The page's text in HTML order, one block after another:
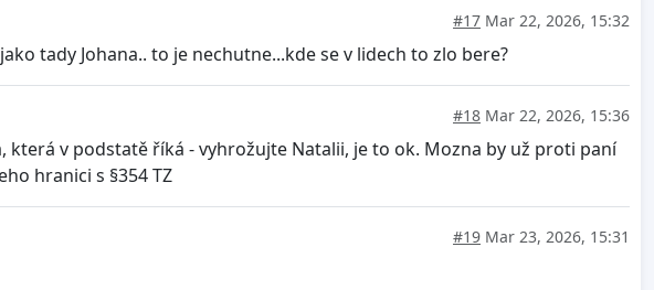
#17 Mar 22, 2026, 15:32
tady Johana.. to je nechutne...kde se v lidech to zlo bere?
#18 Mar 22, 2026, 15:36
která v podstatě říká - vyhrožujte Natalii, je to ok. Mozna by už proti paní
hranici s §354 TZ
#19 Mar 23, 2026, 15:31